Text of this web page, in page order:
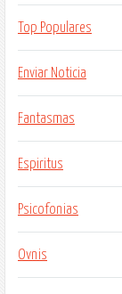
Top Populares
Enviar Noticia
Fantasmas
Espiritus
Psicofonias
Ovnis